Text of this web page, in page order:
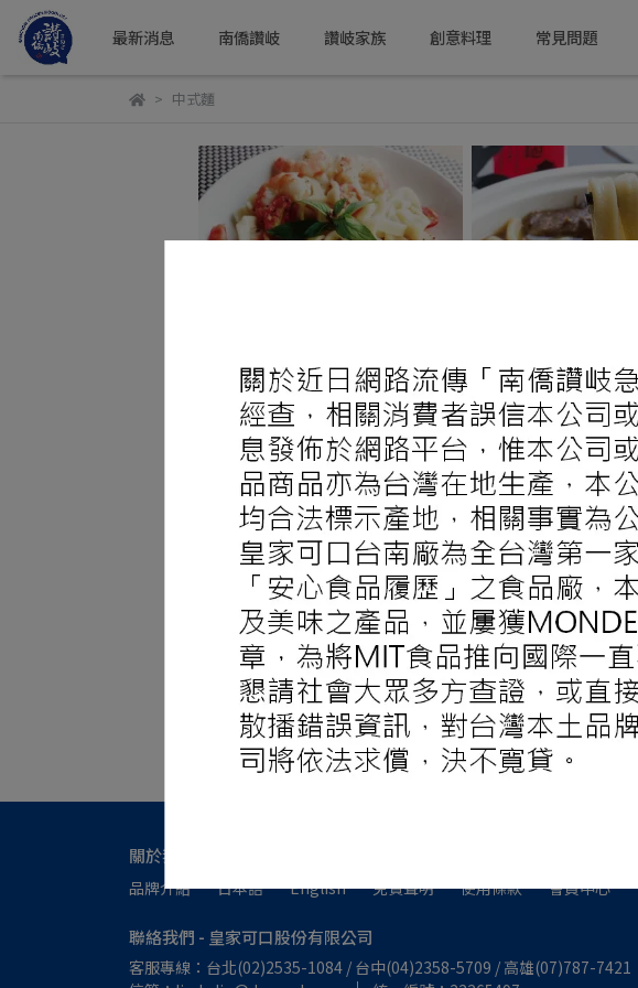
最新消息 南僑讚岐 讚岐家族 創意料理 常見問題
中式麵
關於我們
品牌介紹 日本語 English 免責聲明 使用條款 會員中心
聯絡我們 - 皇家可口股份有限公司
客服專線：台北(02)2535-1084 / 台中(04)2358-5709 / 高雄(07)787-7421